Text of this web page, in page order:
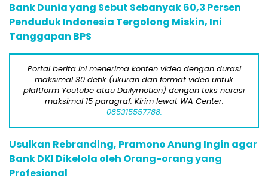
Bank Dunia yang Sebut Sebanyak 60,3 Persen
Penduduk Indonesia Tergolong Miskin, Ini
Tanggapan BPS
Portal berita ini menerima konten video dengan durasi
maksimal 30 detik (ukuran dan format video untuk
plaftform Youtube atau Dailymotion) dengan teks narasi
maksimal 15 paragraf. Kirim lewat WA Center:
085315557788.
Usulkan Rebranding, Pramono Anung Ingin agar
Bank DKI Dikelola oleh Orang-orang yang
Profesional